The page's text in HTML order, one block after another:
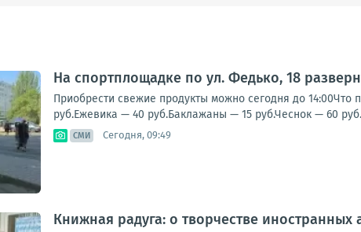
На спортплощадке по ул. Федько, 18
Приобрести свежие продукты можно сегодня до
руб.Ежевика — 40 руб.Баклажаны — 15 руб.Чеснок — 60
СМИ Сегодня, 09:49
Книжная радуга: о творчестве иностранных